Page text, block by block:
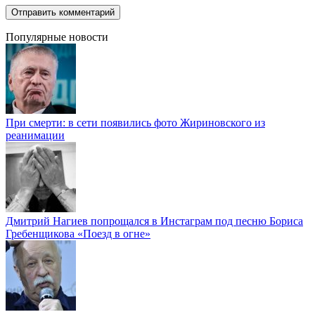
Популярные новости
При смерти: в сети появились фото Жириновского из
реанимации
Дмитрий Нагиев попрощался в Инстаграм под песню Бориса
Гребенщикова «Поезд в огне»